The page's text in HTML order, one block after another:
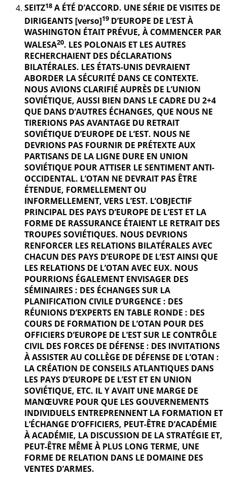
SEITZ18 A ÉTÉ D’ACCORD. UNE SÉRIE DE VISITES DE
DIRIGEANTS [verso]19 D’EUROPE DE L’EST À
WASHINGTON ÉTAIT PRÉVUE, À COMMENCER PAR
WALESA20. LES POLONAIS ET LES AUTRES
RECHERCHAIENT DES DÉCLARATIONS
BILATÉRALES. LES ÉTATS-UNIS DEVRAIENT
ABORDER LA SÉCURITÉ DANS CE CONTEXTE.
NOUS AVIONS CLARIFIÉ AUPRÈS DE L’UNION
SOVIÉTIQUE, AUSSI BIEN DANS LE CADRE DU 2+4
QUE DANS D’AUTRES ÉCHANGES, QUE NOUS NE
TIRERIONS PAS AVANTAGE DU RETRAIT
SOVIÉTIQUE D’EUROPE DE L’EST. NOUS NE
DEVRIONS PAS FOURNIR DE PRÉTEXTE AUX
PARTISANS DE LA LIGNE DURE EN UNION
SOVIÉTIQUE POUR ATTISER LE SENTIMENT ANTI-
OCCIDENTAL. L’OTAN NE DEVRAIT PAS ÊTRE
ÉTENDUE, FORMELLEMENT OU
INFORMELLEMENT, VERS L’EST. L’OBJECTIF
PRINCIPAL DES PAYS D’EUROPE DE L’EST ET LA
FORME DE RASSURANCE ÉTAIENT LE RETRAIT DES
TROUPES SOVIÉTIQUES. NOUS DEVRIONS
RENFORCER LES RELATIONS BILATÉRALES AVEC
CHACUN DES PAYS D’EUROPE DE L’EST AINSI QUE
LES RELATIONS DE L’OTAN AVEC EUX. NOUS
POURRIONS ÉGALEMENT ENVISAGER DES
SÉMINAIRES : DES ÉCHANGES SUR LA
PLANIFICATION CIVILE D’URGENCE : DES
RÉUNIONS D’EXPERTS EN TABLE RONDE : DES
COURS DE FORMATION DE L’OTAN POUR DES
OFFICIERS D’EUROPE DE L’EST SUR LE CONTRÔLE
CIVIL DES FORCES DE DÉFENSE : DES INVITATIONS
À ASSISTER AU COLLÈGE DE DÉFENSE DE L’OTAN :
LA CRÉATION DE CONSEILS ATLANTIQUES DANS
LES PAYS D’EUROPE DE L’EST ET EN UNION
SOVIÉTIQUE, ETC. IL Y AVAIT UNE MARGE DE
MANŒUVRE POUR QUE LES GOUVERNEMENTS
INDIVIDUELS ENTREPRENNENT LA FORMATION ET
L’ÉCHANGE D’OFFICIERS, PEUT-ÊTRE D’ACADÉMIE
À ACADÉMIE, LA DISCUSSION DE LA STRATÉGIE ET,
PEUT-ÊTRE MÊME À PLUS LONG TERME, UNE
FORME DE RELATION DANS LE DOMAINE DES
VENTES D’ARMES.